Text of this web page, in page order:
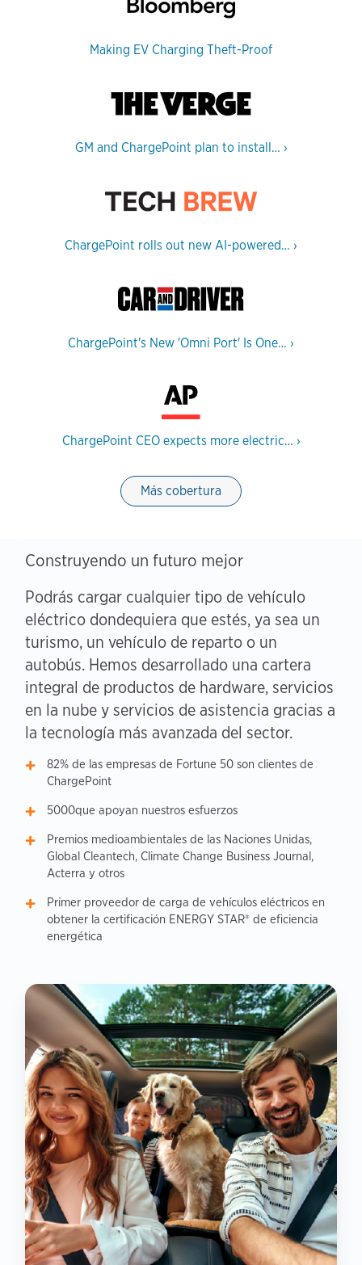
Making EV Charging Theft-Proof
GM and ChargePoint plan to install… ›
ChargePoint rolls out new AI-powered… ›
ChargePoint's New 'Omni Port' Is One… ›
ChargePoint CEO expects more electric… ›
Más cobertura
Construyendo un futuro mejor
Podrás cargar cualquier tipo de vehículo
eléctrico dondequiera que estés, ya sea un
turismo, un vehículo de reparto o un
autobús. Hemos desarrollado una cartera
integral de productos de hardware, servicios
en la nube y servicios de asistencia gracias a
la tecnología más avanzada del sector.
82% de las empresas de Fortune 50 son clientes de
ChargePoint
5000que apoyan nuestros esfuerzos
Premios medioambientales de las Naciones Unidas,
Global Cleantech, Climate Change Business Journal,
Acterra y otros
Primer proveedor de carga de vehículos eléctricos en
obtener la certificación ENERGY STAR® de eficiencia
energética